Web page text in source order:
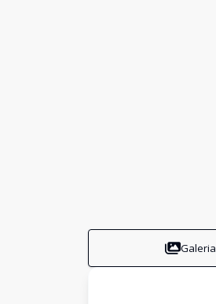
Galeria